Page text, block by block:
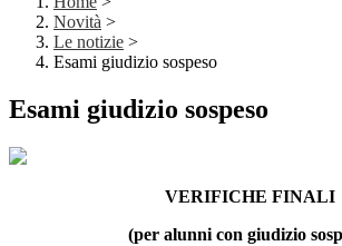
Novità >
Le notizie >
Esami giudizio sospeso
Esami giudizio sospeso
VERIFICHE FINALI
(per alunni con giudizio